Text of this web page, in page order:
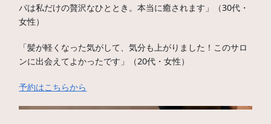
パは私だけの贅沢なひととき。本当に癒されます」（30代・
女性）
「髪が軽くなった気がして、気分も上がりました！このサロ
ンに出会えてよかったです」（20代・女性）
予約はこちらから